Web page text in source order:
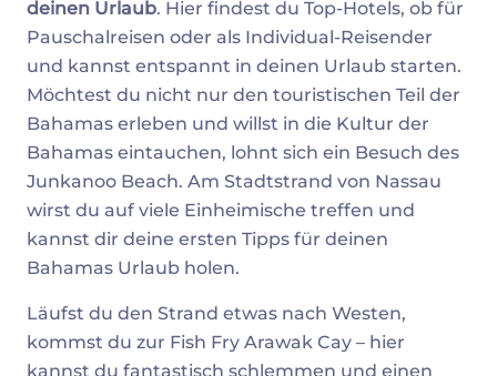
deinen Urlaub. Hier findest du Top-Hotels, ob für
Pauschalreisen oder als Individual-Reisender
und kannst entspannt in deinen Urlaub starten.
Möchtest du nicht nur den touristischen Teil der
Bahamas erleben und willst in die Kultur der
Bahamas eintauchen, lohnt sich ein Besuch des
Junkanoo Beach. Am Stadtstrand von Nassau
wirst du auf viele Einheimische treffen und
kannst dir deine ersten Tipps für deinen
Bahamas Urlaub holen.
Läufst du den Strand etwas nach Westen,
kommst du zur Fish Fry Arawak Cay – hier
kannst du fantastisch schlemmen und einen